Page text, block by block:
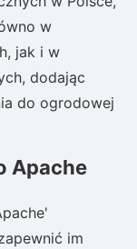
w
jak i w
dodając
do ogrodowej
Apache
im